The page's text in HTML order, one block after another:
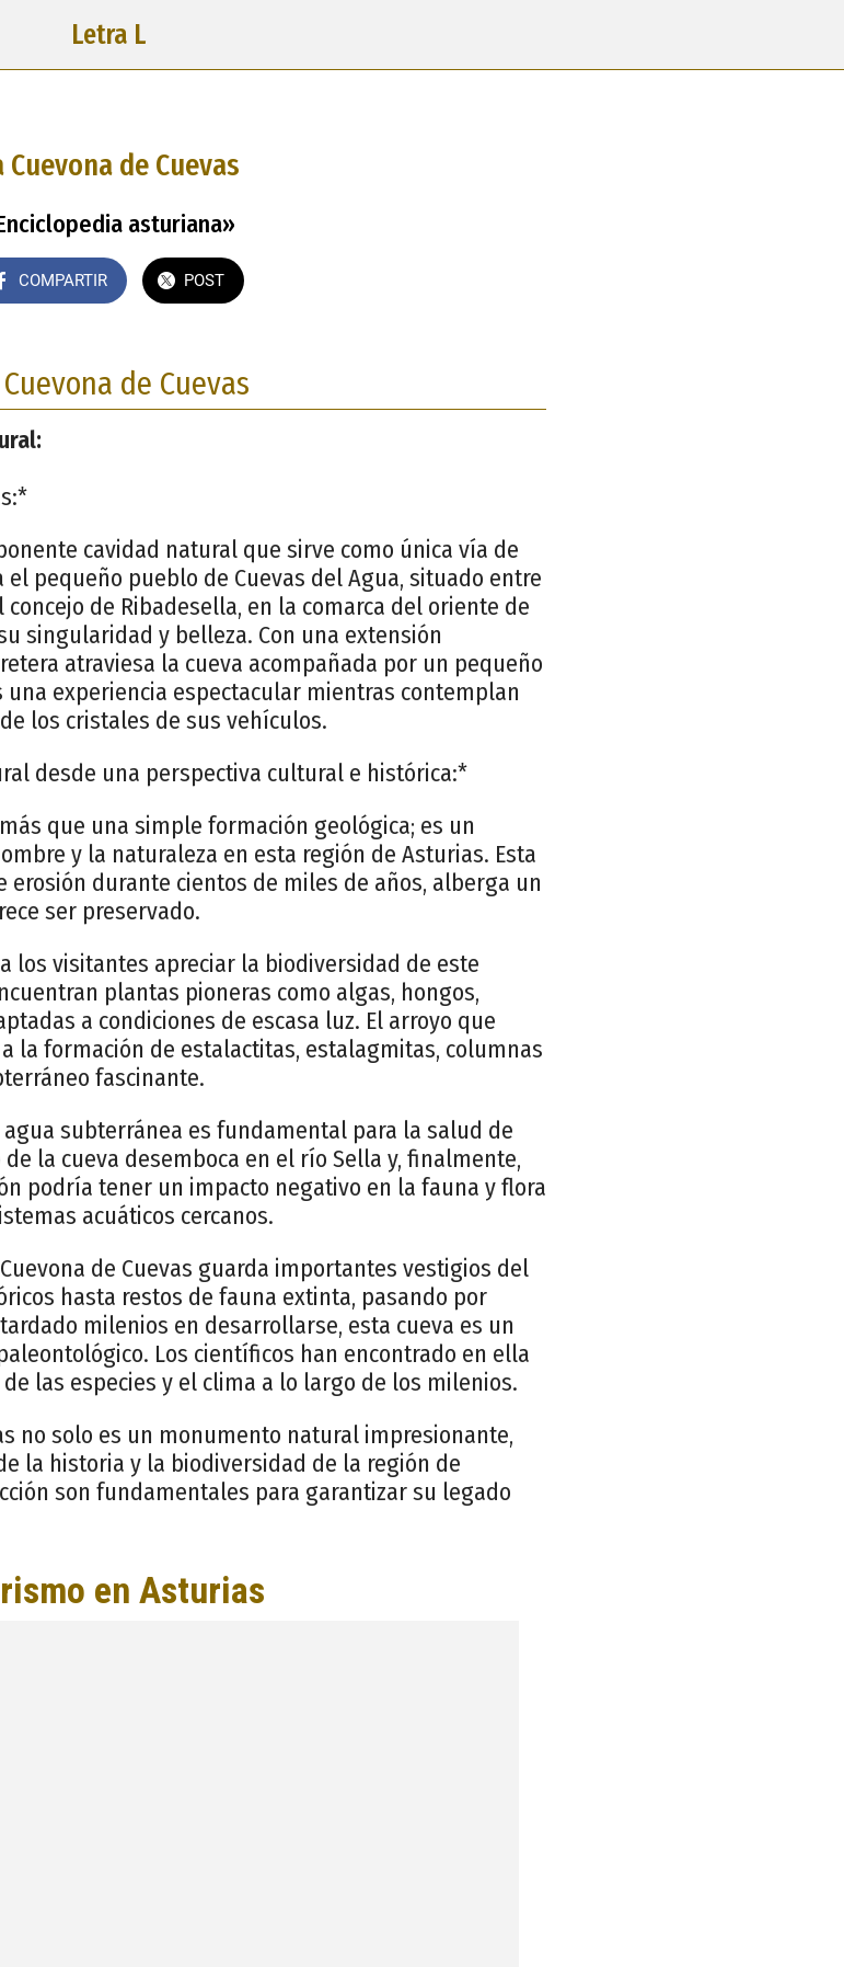
Letra L
Cuevona de Cuevas
asturiana»
COMPARTIR POST
de Cuevas
cavidad natural que sirve como única vía de
pequeño pueblo de Cuevas del Agua, situado entre
de Ribadesella, en la comarca del oriente de
singularidad y belleza. Con una extensión
atraviesa la cueva acompañada por un pequeño
experiencia espectacular mientras contemplan
los cristales de sus vehículos.
desde una perspectiva cultural e histórica:*
que una simple formación geológica; es un
y la naturaleza en esta región de Asturias. Esta
erosión durante cientos de miles de años, alberga un
ser preservado.
los visitantes apreciar la biodiversidad de este
plantas pioneras como algas, hongos,
a condiciones de escasa luz. El arroyo que
la formación de estalactitas, estalagmitas, columnas
fascinante.
subterránea es fundamental para la salud de
la cueva desemboca en el río Sella y, finalmente,
podría tener un impacto negativo en la fauna y flora
acuáticos cercanos.
de Cuevas guarda importantes vestigios del
hasta restos de fauna extinta, pasando por
milenios en desarrollarse, esta cueva es un
Los científicos han encontrado en ella
las especies y el clima a lo largo de los milenios.
no solo es un monumento natural impresionante,
la historia y la biodiversidad de la región de
son fundamentales para garantizar su legado